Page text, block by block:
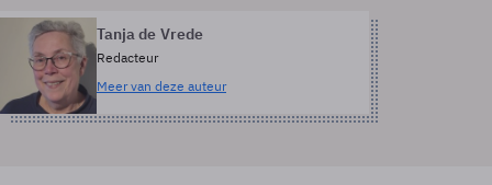
Tanja de Vrede
Redacteur
Meer van deze auteur